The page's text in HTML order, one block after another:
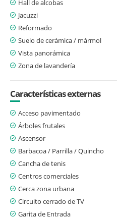
Hall de alcobas
Jacuzzi
Reformado
Suelo de cerámica / mármol
Vista panorámica
Zona de lavandería
Características externas
Acceso pavimentado
Árboles frutales
Ascensor
Barbacoa / Parrilla / Quincho
Cancha de tenis
Centros comerciales
Cerca zona urbana
Circuito cerrado de TV
Garita de Entrada